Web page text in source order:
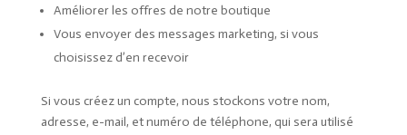
Améliorer les offres de notre boutique
Vous envoyer des messages marketing, si vous
choisissez d’en recevoir
Si vous créez un compte, nous stockons votre nom,
adresse, e-mail, et numéro de téléphone, qui sera utilisé